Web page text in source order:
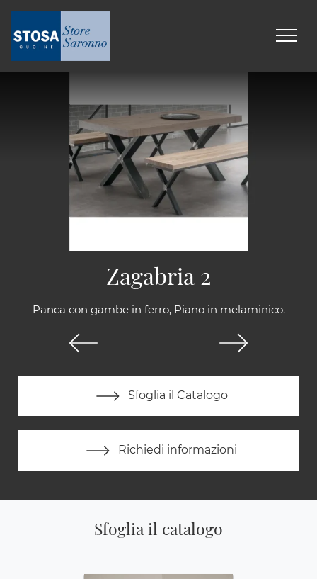
Panca con gambe in ferro, Piano in melaminico.
Sfoglia il Catalogo
Richiedi informazioni
Zagabria 2
Sfoglia il catalogo